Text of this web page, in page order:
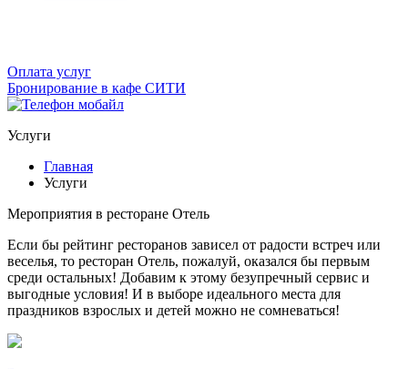
Оплата услуг
Бронирование в кафе СИТИ
Услуги
Главная
Услуги
Мероприятия в ресторане Отель
Если бы рейтинг ресторанов зависел от радости встреч или
веселья, то ресторан Отель, пожалуй, оказался бы первым
среди остальных! Добавим к этому безупречный сервис и
выгодные условия! И в выборе идеального места для
праздников взрослых и детей можно не сомневаться!